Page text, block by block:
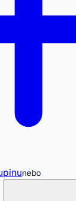
nebo